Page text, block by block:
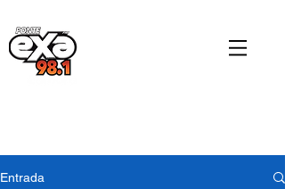
Entrada